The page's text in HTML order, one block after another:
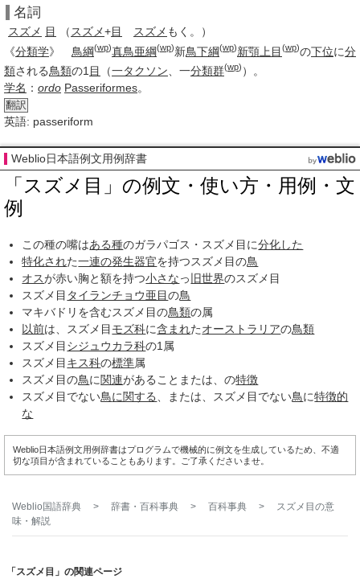
名詞
スズメ 目 （スズメ+目 スズメ もく。）
《分類学》 鳥綱(wp)真鳥亜綱(wp)新鳥下綱(wp)新顎上目 (wp)の下位に分
類される鳥類の1 目 （一タクソン 、一分類群(wp) ）。
学名 ： ordo Passeriformes。
翻訳
英語: passeriform
Weblio日本語例文用例辞書
「スズメ目」の例文・使い方・用例・文
例
この種の嘴はある種のガラパゴス・スズメ目に分化した
特化された一連の発生器官を持つスズメ目の鳥
オスが赤い胸と額を持つ小さなっ 旧世界のスズメ目
スズメ目 タイランチョウ亜目の鳥
マキバドリを含むスズメ目の鳥類の属
以前は、スズメ目 モズ科に含まれたオーストラリアの鳥類
スズメ目 シジュウカラ科の1属
スズメ目 キス科の標準属
スズメ目の鳥に関連があることまたは、の特徴
スズメ目でない鳥に関する 、または、スズメ目でない鳥に特徴的
な
Weblio日本語例文用例辞書はプログラムで機械的に例文を生成しているため、不適
切な項目が含まれていることもあります。ご了承くださいませ。
Weblio国語辞典 > 辞書・百科事典 > 百科事典 > スズメ目の意
味・解説
「スズメ目」の関連ページ